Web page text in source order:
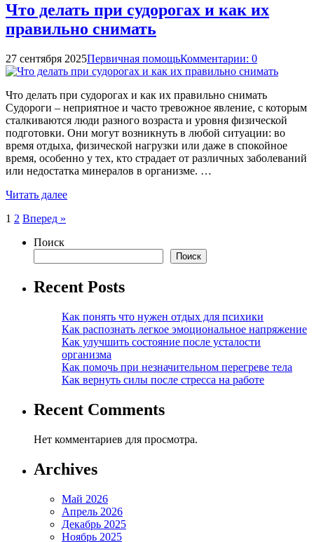
Что делать при судорогах и как их
правильно снимать
27 сентября 2025Первичная помощьКомментарии: 0
Что делать при судорогах и как их правильно снимать
Судороги – неприятное и часто тревожное явление, с которым
сталкиваются люди разного возраста и уровня физической
подготовки. Они могут возникнуть в любой ситуации: во
время отдыха, физической нагрузки или даже в спокойное
время, особенно у тех, кто страдает от различных заболеваний
или недостатка минералов в организме. …
Читать далее
Пагинация
записей
1 2 Вперед »
Поиск
Поиск
Recent Posts
Как понять что нужен отдых для психики
Как распознать легкое эмоциональное напряжение
Как улучшить состояние после усталости
организма
Как помочь при незначительном перегреве тела
Как вернуть силы после стресса на работе
Recent Comments
Нет комментариев для просмотра.
Archives
Май 2026
Апрель 2026
Декабрь 2025
Ноябрь 2025